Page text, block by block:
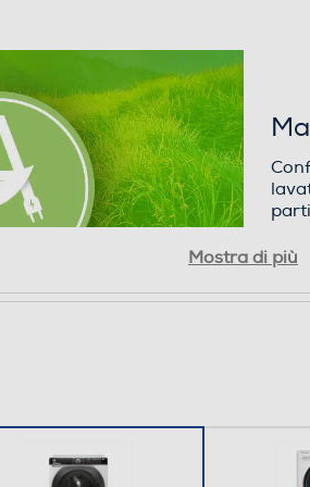
Mostra di più